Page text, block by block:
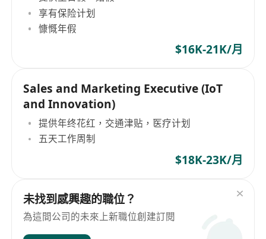
享有保险计划
慷慨年假
$16K-21K/月
Sales and Marketing Executive (IoT
and Innovation)
提供年终花红，交通津贴，医疗计划
五天工作周制
$18K-23K/月
未找到感興趣的職位？
為這間公司的未來上新職位創建訂閱